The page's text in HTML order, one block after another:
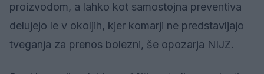
proizvodom, a lahko kot samostojna preventiva
delujejo le v okoljih, kjer komarji ne predstavljajo
tveganja za prenos bolezni, še opozarja NIJZ.